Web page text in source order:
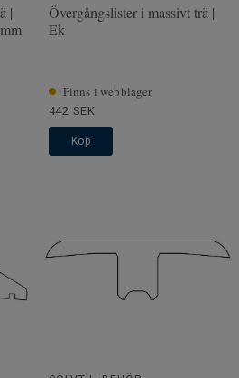
|
Övergångslister i massivt trä |
Ek
Finns i webblager
442 SEK
Köp